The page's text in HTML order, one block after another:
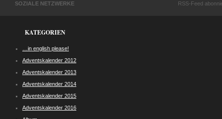
SOZIALE NETZWERKE RSS-Feed
KATEGORIEN
…in english please!
Adventskalender 2012
Adventskalender 2013
Adventskalender 2014
Adventskalender 2015
Adventskalender 2016